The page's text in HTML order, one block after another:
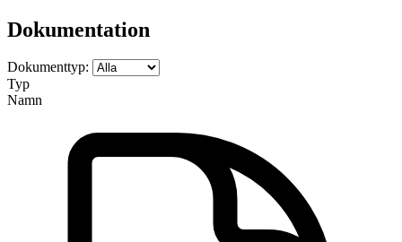
Dokumentation
Dokumenttyp:
Typ
Namn